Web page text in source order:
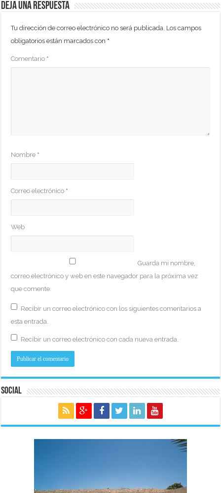
Deja una respuesta
Tu dirección de correo electrónico no será publicada. Los campos
obligatorios están marcados con *
Comentario *
Nombre *
Correo electrónico *
Web
Guarda mi nombre,
correo electrónico y web en este navegador para la próxima vez
que comente.
Recibir un correo electrónico con los siguientes comentarios a
esta entrada.
Recibir un correo electrónico con cada nueva entrada.
Social